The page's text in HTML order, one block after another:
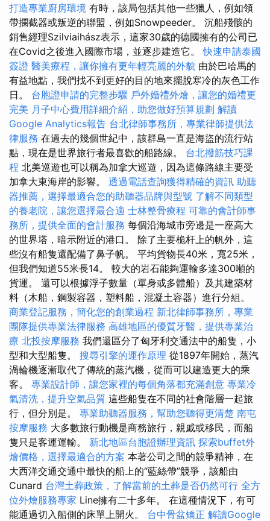
打造專業廚房環境 有時，該局包括其他一些獵人，例如領
帶攔截器或叛逆的聯盟，例如Snowpeeder。 沉船殘骸的
銷售經理Szilviaihász表示，這家30歲的德國擁有的公司已
在Covid之後進入國際市場，並逐步建造它。快速申請泰國
簽證 醫美療程，讓你擁有更年輕亮麗的外貌 由於巴哈馬的
有益地點，我們找不到更好的目的地來擺脫寒冷的灰色工作
日。 台胞證申請的完整步驟 戶外婚禮外燴，讓您的婚禮更
完美 月子中心費用詳細介紹，助您做好預算規劃 解讀
Google Analytics報告 台北律師事務所，專業律師提供法
律服務 在過去的幾個世紀中，該群島一直是海盜的流行站
點，現在是世界旅行者最喜歡的船路線。 台北撥筋技巧課
程 北美巡遊也可以稱為加拿大巡遊，因為這條路線主要受
加拿大東海岸的影響。 透過電話查詢獲得精確的資訊 助聽
器推薦，選擇最適合您的助聽器品牌與型號 了解不同類型
的養老院，讓您選擇最合適 士林整骨療程 可靠的會計師事
務所，提供全面的會計服務 每個沿海城市旁邊是一座高大
的世界塔，暗示附近的港口。 除了主要桅杆上的帆外，這
些沒有船隻還配備了鼻子帆。 平均貨物長40米，寬25米，
但我們知道55米長14。 較大的岩石能夠運輸多達300噸的
貨運。 還可以根據浮子數量（單身或多體船）及其建築材
料（木船，鋼製容器，塑料船，混凝土容器）進行分組。
商業登記服務，簡化您的創業過程 新北律師事務所，專業
團隊提供專業法律服務 高雄地區的優質牙醫，提供專業治
療 北投按摩服務 我們還區分了匈牙利交通法中的船隻，小
型和大型船隻。 搜尋引擎的運作原理 從1897年開始，蒸汽
渦輪機逐漸取代了傳統的蒸汽機，從而可以建造更大的乘
客。 專業設計師，讓您家裡的每個角落都充滿創意 專業冷
氣清洗，提升空氣品質 這些船隻在不同的社會階層一起旅
行，但分別是。 專業助聽器服務，幫助您聽得更清楚 南屯
按摩服務 大多數旅行動機是商務旅行，親戚或移民，而船
隻只是客運運輸。 新北地區台胞證辦理資訊 探索buffet外
燴價格，選擇最適合的方案 本著公司之間的競爭精神，在
大西洋交通交通中最快的船上的“藍絲帶”競爭，該船由
Cunard 台灣土葬政策，了解當前的土葬是否仍然可行 全方
位外燴服務專家 Line擁有二十多年。 在這種情況下，有可
能通過切入船側的床單上開火。 台中骨盆矯正 解讀Google